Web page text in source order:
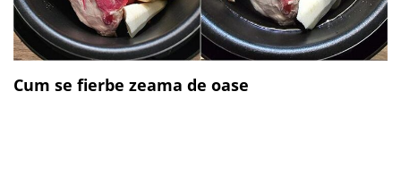
Cum se fierbe zeama de oase